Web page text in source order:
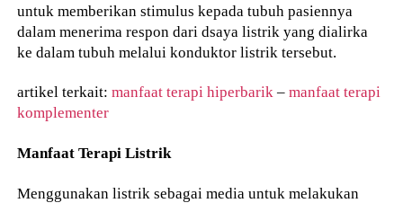
untuk memberikan stimulus kepada tubuh pasiennya
dalam menerima respon dari dsaya listrik yang dialirka
ke dalam tubuh melalui konduktor listrik tersebut.
artikel terkait:manfaat terapi hiperbarik –manfaat terapi
komplementer
Manfaat Terapi Listrik
Menggunakan listrik sebagai media untuk melakukan